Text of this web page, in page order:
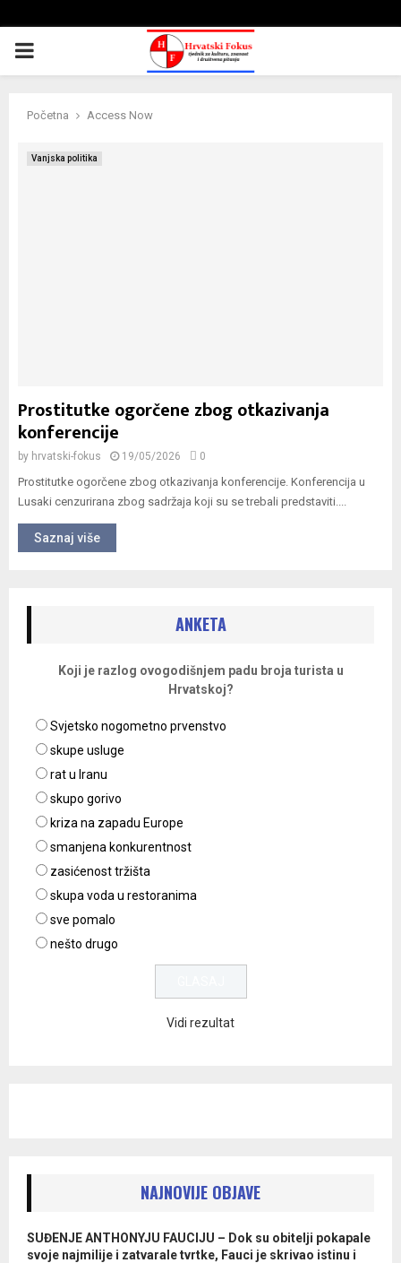
PRIMARY
Početna Access Now
Vanjska politika
Prostitutke ogorčene zbog otkazivanja
konferencije
by hrvatski-fokus 19/05/2026 0
Prostitutke ogorčene zbog otkazivanja konferencije. Konferencija u
Lusaki cenzurirana zbog sadržaja koji su se trebali predstaviti....
Saznaj više
ANKETA
Koji je razlog ovogodišnjem padu broja turista u
Hrvatskoj?
Svjetsko nogometno prvenstvo
skupe usluge
rat u Iranu
skupo gorivo
kriza na zapadu Europe
smanjena konkurentnost
zasićenost tržišta
skupa voda u restoranima
sve pomalo
nešto drugo
Vidi rezultat
NAJNOVIJE OBJAVE
SUĐENJE ANTHONYJU FAUCIJU – Dok su obitelji pokapale
svoje najmilije i zatvarale tvrtke, Fauci je skrivao istinu i